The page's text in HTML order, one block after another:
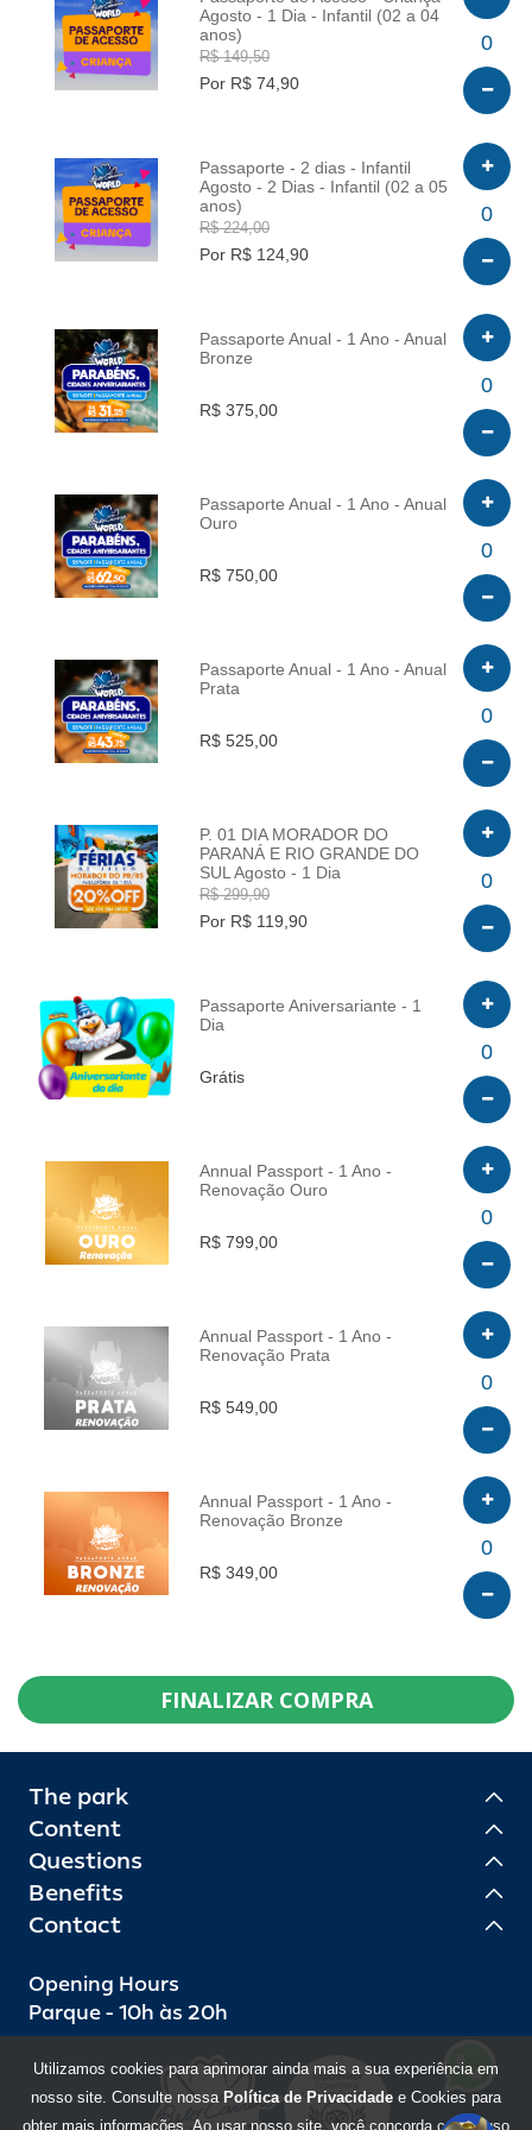
INFO
Agosto - 1 Dia - Infantil (02 a 04
anos)
R$ 149,50
Por R$ 74,90
0
INFO
Passaporte - 2 dias - Infantil
Agosto - 2 Dias - Infantil (02 a 05
anos)
R$ 224,00
Por R$ 124,90
0
INFO
Passaporte Anual - 1 Ano - Anual
Bronze
R$ 375,00
0
INFO
Passaporte Anual - 1 Ano - Anual
Ouro
R$ 750,00
0
INFO
Passaporte Anual - 1 Ano - Anual
Prata
R$ 525,00
0
INFO
P. 01 DIA MORADOR DO
PARANÁ E RIO GRANDE DO
SUL Agosto - 1 Dia
R$ 299,90
Por R$ 119,90
0
INFO
Passaporte Aniversariante - 1
Dia
Grátis
0
INFO
Annual Passport - 1 Ano -
Renovação Ouro
R$ 799,00
0
INFO
Annual Passport - 1 Ano -
Renovação Prata
R$ 549,00
0
INFO
Annual Passport - 1 Ano -
Renovação Bronze
R$ 349,00
0
FINALIZAR COMPRA
The park
Content
Questions
Benefits
Contact
Opening Hours
Parque - 10h às 20h
Utilizamos cookies para aprimorar ainda mais a sua experiência em
nosso site. Consulte nossa Política de Privacidade e Cookies para
obter mais informações. Ao usar nosso site, você concorda com o uso